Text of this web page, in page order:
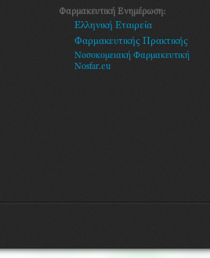
Φαρμακευτική Ενημέρωση:
Ελληνική Εταιρεία
Φαρμακευτικής Πρακτικής
Νοσοκομειακή Φαρμακευτική
Nosfar.eu